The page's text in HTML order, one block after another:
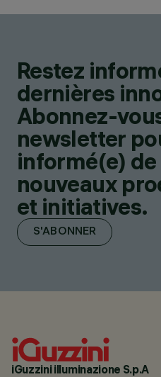
Restez
dernières
Abonnez-
newsletter
informé(e) de
nouveaux
et initiatives.
S'ABONNER
iGuzzini illuminazione S.p.A